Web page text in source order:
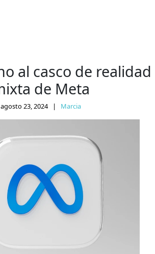
al casco de realidad
de Meta
agosto 23, 2024 | Marcia